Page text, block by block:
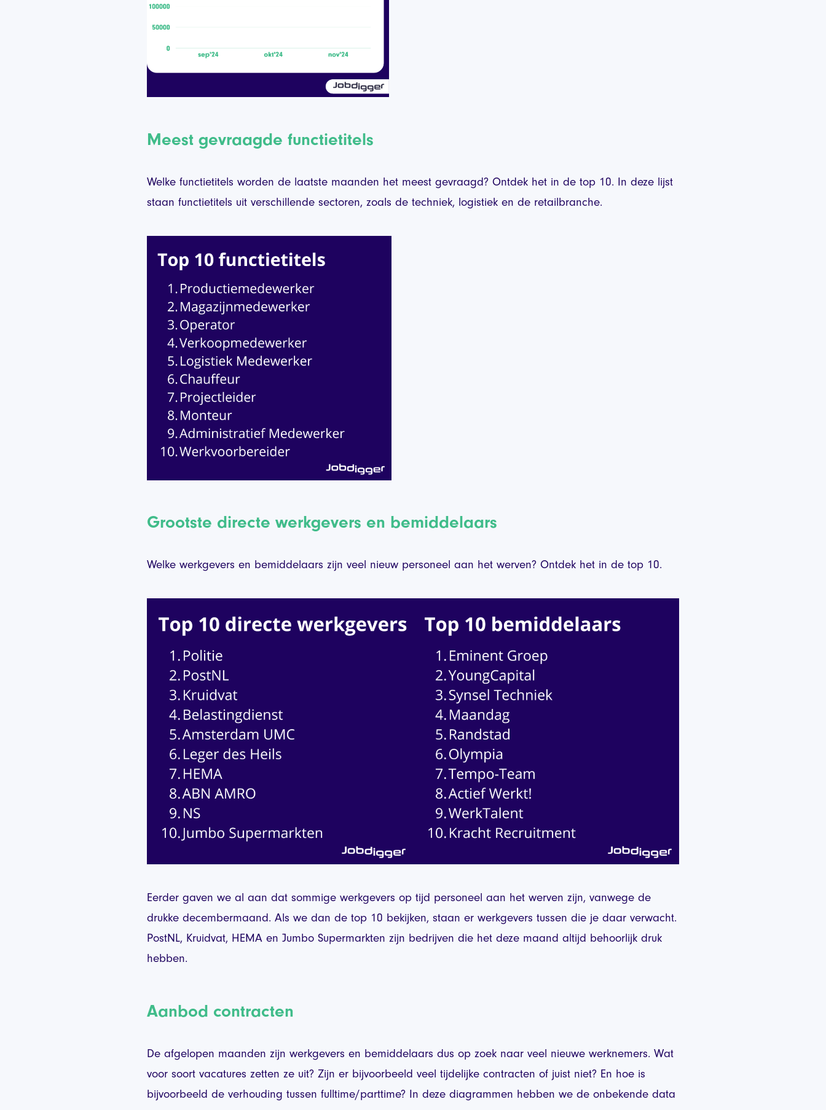
Meest gevraagde functietitels
Welke functietitels worden de laatste maanden het meest gevraagd? Ontdek het in de top 10. In deze lijst
staan functietitels uit verschillende sectoren, zoals de techniek, logistiek en de retailbranche.
Grootste directe werkgevers en bemiddelaars
Welke werkgevers en bemiddelaars zijn veel nieuw personeel aan het werven? Ontdek het in de top 10.
Eerder gaven we al aan dat sommige werkgevers op tijd personeel aan het werven zijn, vanwege de
drukke decembermaand. Als we dan de top 10 bekijken, staan er werkgevers tussen die je daar verwacht.
PostNL, Kruidvat, HEMA en Jumbo Supermarkten zijn bedrijven die het deze maand altijd behoorlijk druk
hebben.
Aanbod contracten
De afgelopen maanden zijn werkgevers en bemiddelaars dus op zoek naar veel nieuwe werknemers. Wat
voor soort vacatures zetten ze uit? Zijn er bijvoorbeeld veel tijdelijke contracten of juist niet? En hoe is
bijvoorbeeld de verhouding tussen fulltime/parttime? In deze diagrammen hebben we de onbekende data